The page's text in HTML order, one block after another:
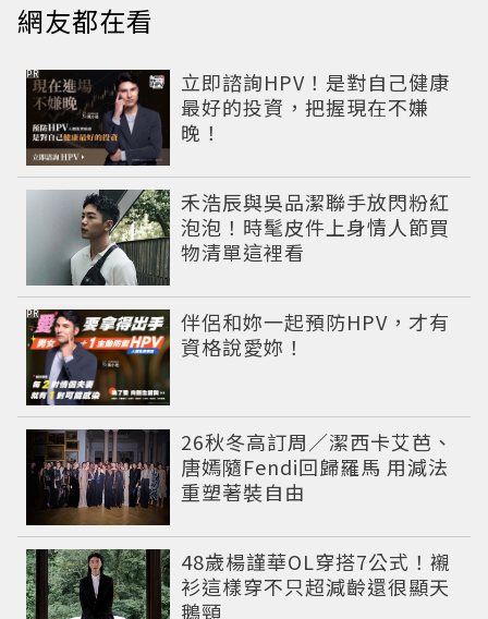
網友都在看
立即諮詢HPV！是對自己健康
最好的投資，把握現在不嫌
晚！
PR
禾浩辰與吳品潔聯手放閃粉紅
泡泡！時髦皮件上身情人節買
物清單這裡看
伴侶和妳一起預防HPV，才有
資格說愛妳！
PR
26秋冬高訂周／潔西卡艾芭、
唐嫣隨Fendi回歸羅馬 用減法
重塑著裝自由
48歲楊謹華OL穿搭7公式！襯
衫這樣穿不只超減齡還很顯天
鵝頸